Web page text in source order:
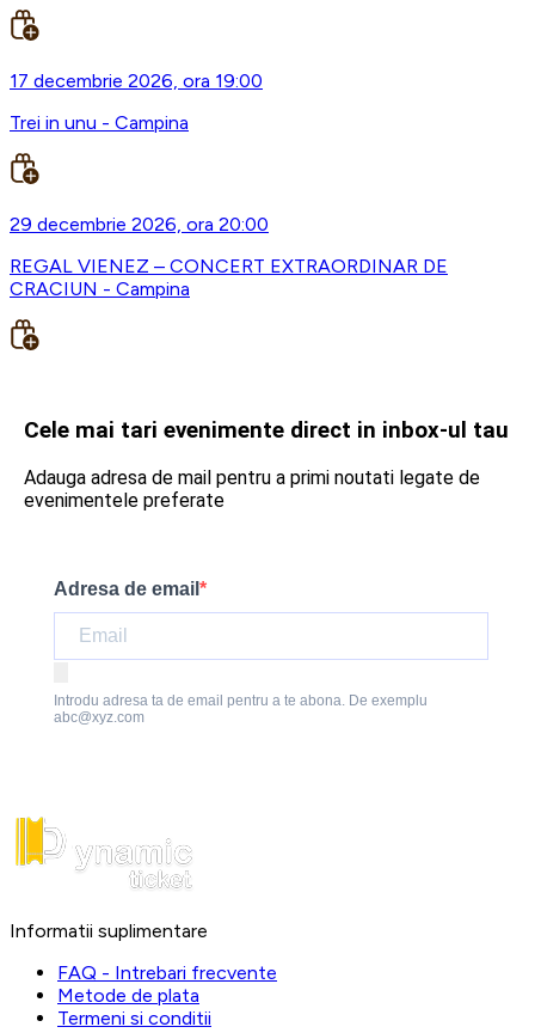
17 decembrie 2026, ora 19:00
Trei in unu - Campina
29 decembrie 2026, ora 20:00
REGAL VIENEZ – CONCERT EXTRAORDINAR DE
CRACIUN - Campina
Cele mai tari evenimente direct in inbox-ul tau
Adauga adresa de mail pentru a primi noutati legate de
evenimentele preferate
Adresa de email
Introdu adresa ta de email pentru a te abona. De exemplu
abc@xyz.com
Informatii suplimentare
FAQ - Intrebari frecvente
Metode de plata
Termeni si conditii